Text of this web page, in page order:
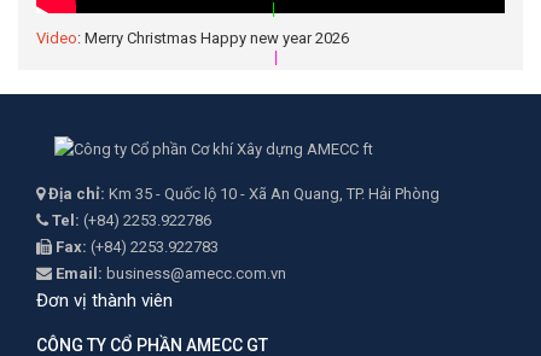
Video: Merry Christmas Happy new year 2026
Địa chỉ: Km 35 - Quốc lộ 10 - Xã An Quang, TP. Hải Phòng
Tel: (+84) 2253.922786
Fax: (+84) 2253.922783
Email: business@amecc.com.vn
Đơn vị thành viên
CÔNG TY CỔ PHẦN AMECC GT
|